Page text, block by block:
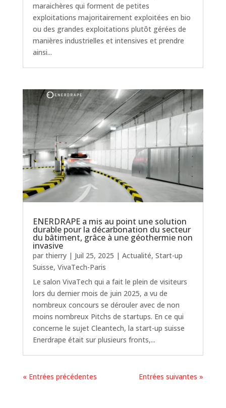
maraichères qui forment de petites
exploitations majoritairement exploitées en bio
ou des grandes exploitations plutôt gérées de
manières industrielles et intensives et prendre
ainsi...
ENERDRAPE a mis au point une solution
durable pour la décarbonation du secteur
du bâtiment, grâce à une géothermie non
invasive
par thierry| Juil 25, 2025 | Actualité, Start-up
Suisse, VivaTech-Paris
Le salon VivaTech qui a fait le plein de visiteurs
lors du dernier mois de juin 2025, a vu de
nombreux concours se dérouler avec de non
moins nombreux Pitchs de startups. En ce qui
concerne le sujet Cleantech, la start-up suisse
Enerdrape était sur plusieurs fronts,...
« Entrées précédentes Entrées suivantes »